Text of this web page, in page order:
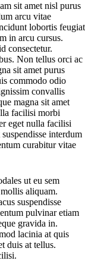
sit amet nisl purus
arcu vitae
lobortis feugiat
in arcu cursus.
consectetur.
Non tellus orci ac
sit amet purus
commodo odio
convallis
magna sit amet
facilisi morbi
eget nulla facilisi
interdum
curabitur vitae
ut eu sem
aliquam.
suspendisse
pulvinar etiam
gravida in.
lacinia at quis
duis at tellus.